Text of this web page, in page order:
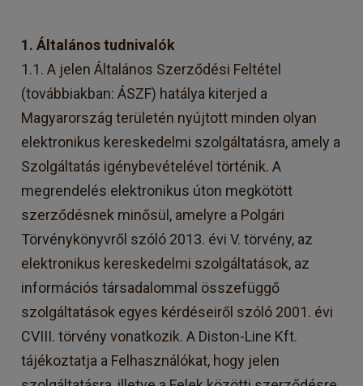
1. Általános tudnivalók
1.1. A jelen Általános Szerződési Feltétel
(továbbiakban: ÁSZF) hatálya kiterjed a
Magyarország területén nyújtott minden olyan
elektronikus kereskedelmi szolgáltatásra, amely a
Szolgáltatás igénybevételével történik. A
megrendelés elektronikus úton megkötött
szerződésnek minősül, amelyre a Polgári
Törvénykönyvről szóló 2013. évi V. törvény, az
elektronikus kereskedelmi szolgáltatások, az
információs társadalommal összefüggő
szolgáltatások egyes kérdéseiről szóló 2001. évi
CVIII. törvény vonatkozik. A Diston-Line Kft.
tájékoztatja a Felhasználókat, hogy jelen